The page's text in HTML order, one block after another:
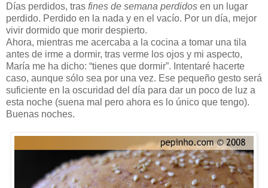
Días perdidos, tras fines de semana perdidos en un lugar
perdido. Perdido en la nada y en el vacío. Por un día, mejor
vivir dormido que morir despierto.
Ahora, mientras me acercaba a la cocina a tomar una tila
antes de irme a dormir, tras verme los ojos y mi aspecto,
María me ha dicho: “tienes que dormir”. Intentaré hacerte
caso, aunque sólo sea por una vez. Ese pequeño gesto será
suficiente en la oscuridad del día para dar un poco de luz a
esta noche (suena mal pero ahora es lo único que tengo).
Buenas noches.